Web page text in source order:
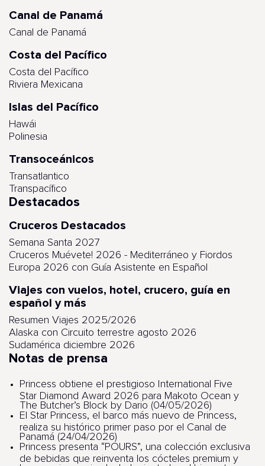
Canal de Panamá
Canal de Panamá
Costa del Pacífico
Costa del Pacífico
Riviera Mexicana
Islas del Pacífico
Hawái
Polinesia
Transoceánicos
Transatlantico
Transpacífico
Destacados
Cruceros Destacados
Semana Santa 2027
Cruceros Muévete! 2026 - Mediterráneo y Fiordos
Europa 2026 con Guía Asistente en Español
Viajes con vuelos, hotel, crucero, guía en
español y más
Resumen Viajes 2025/2026
Alaska con Circuito terrestre agosto 2026
Sudamérica diciembre 2026
Notas de prensa
Princess obtiene el prestigioso International Five
Star Diamond Award 2026 para Makoto Ocean y
The Butcher’s Block by Dario (04/05/2026)
El Star Princess, el barco más nuevo de Princess,
realiza su histórico primer paso por el Canal de
Panamá (24/04/2026)
Princess presenta “POURS”, una colección exclusiva
de bebidas que reinventa los cócteles premium y